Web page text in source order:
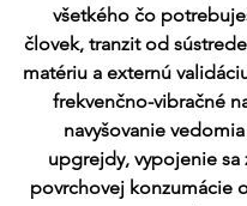
všetkého čo
človek, tranzit od
matériu a externú
frekvenčno-vibračné
navyšovanie
upgrejdy, vypojenie sa
povrchovej konzumácie